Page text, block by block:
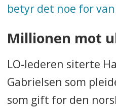
betyr det noe for
Millionen mot
LO-lederen siterte
Gabrielsen som
som gift for den